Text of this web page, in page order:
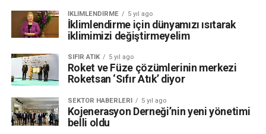
IKLIMLENDIRME 5 yıl ago
İklimlendirme için dünyamızı ısıtarak
iklimimizi değiştirmeyelim
SIFIR ATIK 5 yıl ago
Roket ve Füze çözümlerinin merkezi
Roketsan ‘Sıfır Atık’ diyor
SEKTÖR HABERLERI 5 yıl ago
Kojenerasyon Derneği’nin yeni yönetimi
belli oldu